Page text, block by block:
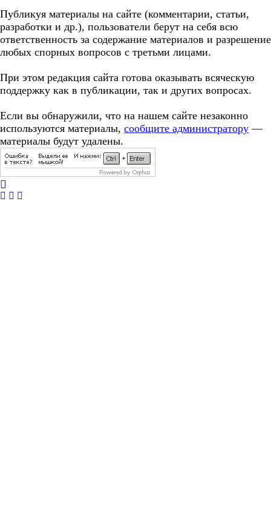
Публикуя материалы на сайте (комментарии, статьи,
разработки и др.), пользователи берут на себя всю
ответственность за содержание материалов и разрешение
любых спорных вопросов с третьми лицами.
При этом редакция сайта готова оказывать всяческую
поддержку как в публикации, так и других вопросах.
Если вы обнаружили, что на нашем сайте незаконно
используются материалы, сообщите администратору —
материалы будут удалены.